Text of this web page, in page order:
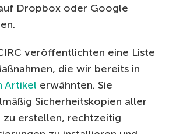
Dropbox oder Google
veröffentlichten eine Liste
die wir bereits in
Artikel erwähnten. Sie
Sicherheitskopien aller
erstellen, rechtzeitig